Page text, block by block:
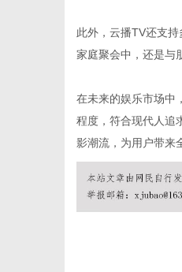
此外，云播TV还支
家庭聚会中，还是与
在未来的娱乐市场中
程度，符合现代人追
影潮流，为用户带来